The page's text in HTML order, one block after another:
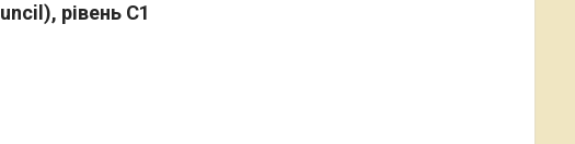
), рівень C1